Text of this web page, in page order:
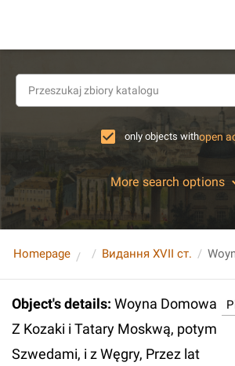
only objects withopen
More search options
Homepage Видання XVII ст.
Object's details: Woyna Domowa
Z Kozaki i Tatary Moskwą, potym
Szwedami, i z Węgry, Przez lat